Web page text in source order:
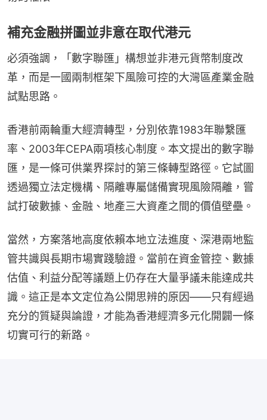
補充金融拼圖並非意在取代港元
必須強調，「數字聯匯」構想並非港元貨幣制度改
革，而是一國兩制框架下風險可控的大灣區產業金融
試點思路。
香港前兩輪重大經濟轉型，分別依靠1983年聯繫匯
率、2003年CEPA兩項核心制度。本文提出的數字聯
匯，是一條可供業界探討的第三條轉型路徑。它試圖
透過獨立法定機構、隔離專屬儲備實現風險隔離，嘗
試打破數據、金融、地產三大資產之間的價值壁壘。
當然，方案落地高度依賴本地立法進度、深港兩地監
管共識與長期市場實踐驗證。當前在資金管控、數據
估值、利益分配等議題上仍存在大量爭議未能達成共
識。這正是本文定位為公開思辨的原因——只有經過
充分的質疑與論證，才能為香港經濟多元化開闢一條
切實可行的新路。